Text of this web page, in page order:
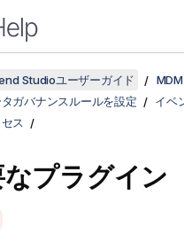
Studioユーザーガイド
ガバナンスルールを設定
イベ
ス
プラグイン